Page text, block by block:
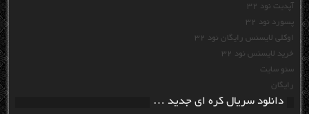
آپدیت نود 32
پسورد نود 32
اوکلی لایسنس رایگان نود 32
خرید لایسنس نود 32
سئو سایت
رایگان
دانلود سریال کره ای جدید …